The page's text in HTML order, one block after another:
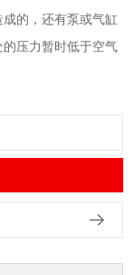
的，还有泵或气缸
压力暂时低于空气